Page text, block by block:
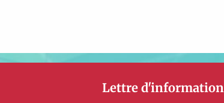
Lettre d'information